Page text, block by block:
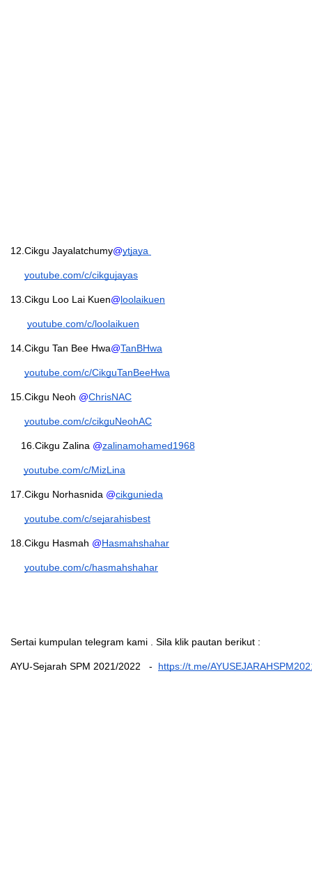
12.Cikgu Jayalatchumy@ytjaya
youtube.com/c/cikgujayas
13.Cikgu Loo Lai Kuen@loolaikuen
youtube.com/c/loolaikuen
14.Cikgu Tan Bee Hwa@TanBHwa
youtube.com/c/CikguTanBeeHwa
15.Cikgu Neoh @ChrisNAC
youtube.com/c/cikguNeohAC
16.Cikgu Zalina @zalinamohamed1968
youtube.com/c/MizLina
17.Cikgu Norhasnida @cikgunieda
youtube.com/c/sejarahisbest
18.Cikgu Hasmah @Hasmahshahar
youtube.com/c/hasmahshahar
Sertai kumpulan telegram kami . Sila klik pautan berikut :
AYU-Sejarah SPM 2021/2022   - https://t.me/